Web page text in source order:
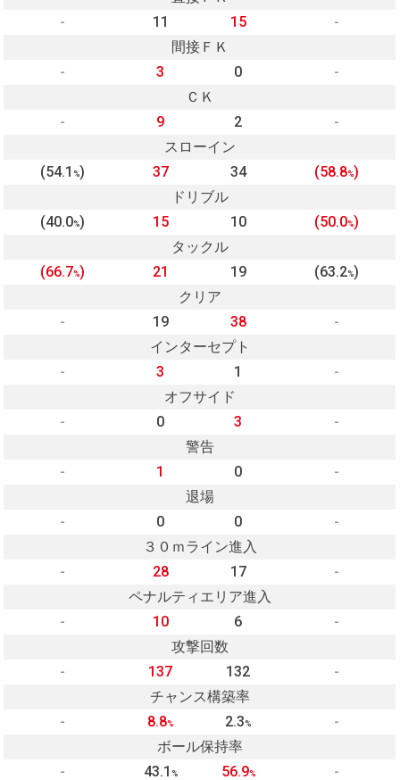
-
11 15
-
間接ＦＫ
-
3 0
-
ＣＫ
-
9 2
-
スローイン
(54.1%) 37 34 (58.8%)
ドリブル
(40.0%) 15 10 (50.0%)
タックル
(66.7%) 21 19 (63.2%)
クリア
-
19 38
-
インターセプト
-
3 1
-
オフサイド
-
0 3
-
警告
-
1 0
-
退場
-
0 0
-
３０ｍライン進入
-
28 17
-
ペナルティエリア進入
-
10 6
-
攻撃回数
-
137 132
-
チャンス構築率
-
8.8% 2.3%
-
ボール保持率
-
43.1 % 56.9% -